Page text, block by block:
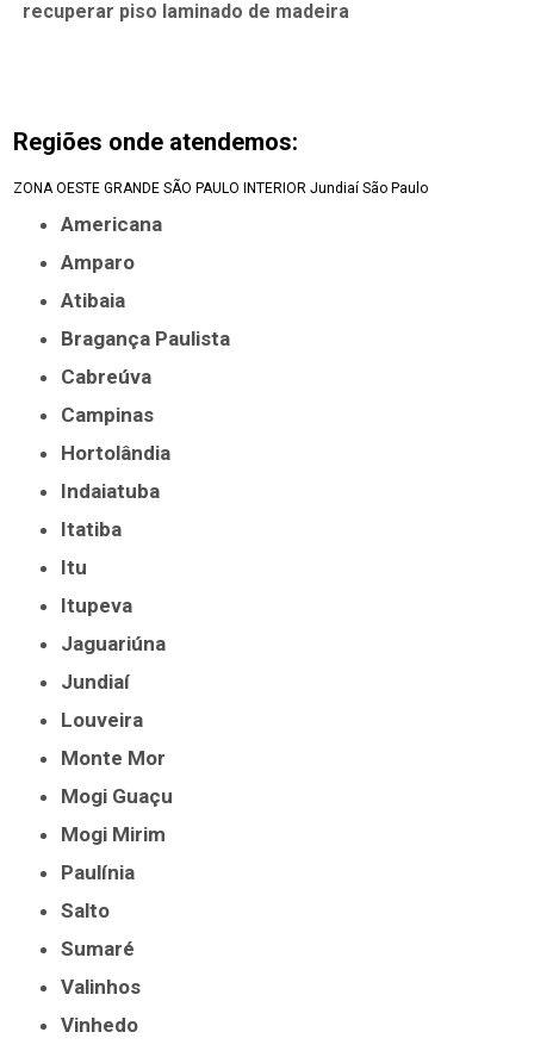
recuperar piso laminado de madeira
Regiões onde atendemos:
ZONA OESTE GRANDE SÃO PAULO INTERIOR Jundiaí São Paulo
Americana
Amparo
Atibaia
Bragança Paulista
Cabreúva
Campinas
Hortolândia
Indaiatuba
Itatiba
Itu
Itupeva
Jaguariúna
Jundiaí
Louveira
Monte Mor
Mogi Guaçu
Mogi Mirim
Paulínia
Salto
Sumaré
Valinhos
Vinhedo